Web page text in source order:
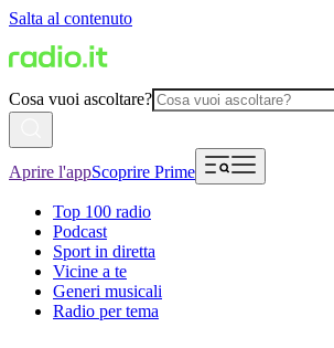
Salta al contenuto
Cosa vuoi ascoltare?
Aprire l'appScoprire Prime
Top 100 radio
Podcast
Sport in diretta
Vicine a te
Generi musicali
Radio per tema